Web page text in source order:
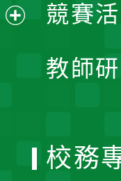
競賽
教師
開
校務